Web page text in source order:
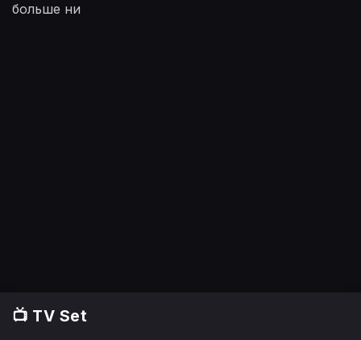
📺 TV Set
больше ни